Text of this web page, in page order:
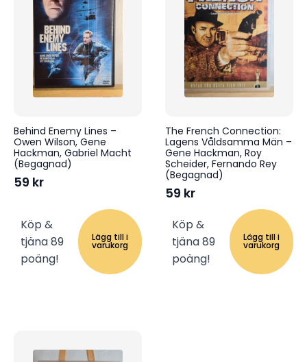
Behind Enemy Lines –
Owen Wilson, Gene
Hackman, Gabriel Macht
(Begagnad)
59 kr
Köp &
tjäna 89
poäng!
Lägg till i
varukorg
The French Connection:
Lagens Våldsamma Män –
Gene Hackman, Roy
Scheider, Fernando Rey
(Begagnad)
59 kr
Köp &
tjäna 89
poäng!
Lägg till i
varukorg